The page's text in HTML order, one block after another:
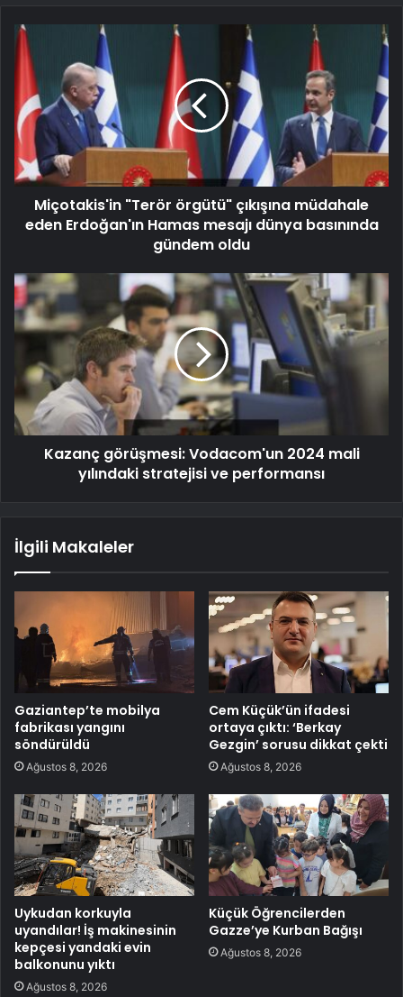
Miçotakis'in "Terör örgütü" çıkışına müdahale
eden Erdoğan'ın Hamas mesajı dünya basınında
gündem oldu
Kazanç görüşmesi: Vodacom'un 2024 mali
yılındaki stratejisi ve performansı
İlgili Makaleler
Gaziantep’te mobilya
fabrikası yangını
söndürüldü
Ağustos 8, 2026
Cem Küçük’ün ifadesi
ortaya çıktı: ‘Berkay
Gezgin’ sorusu dikkat çekti
Ağustos 8, 2026
Uykudan korkuyla
uyandılar! İş makinesinin
kepçesi yandaki evin
balkonunu yıktı
Ağustos 8, 2026
Küçük Öğrencilerden
Gazze’ye Kurban Bağışı
Ağustos 8, 2026